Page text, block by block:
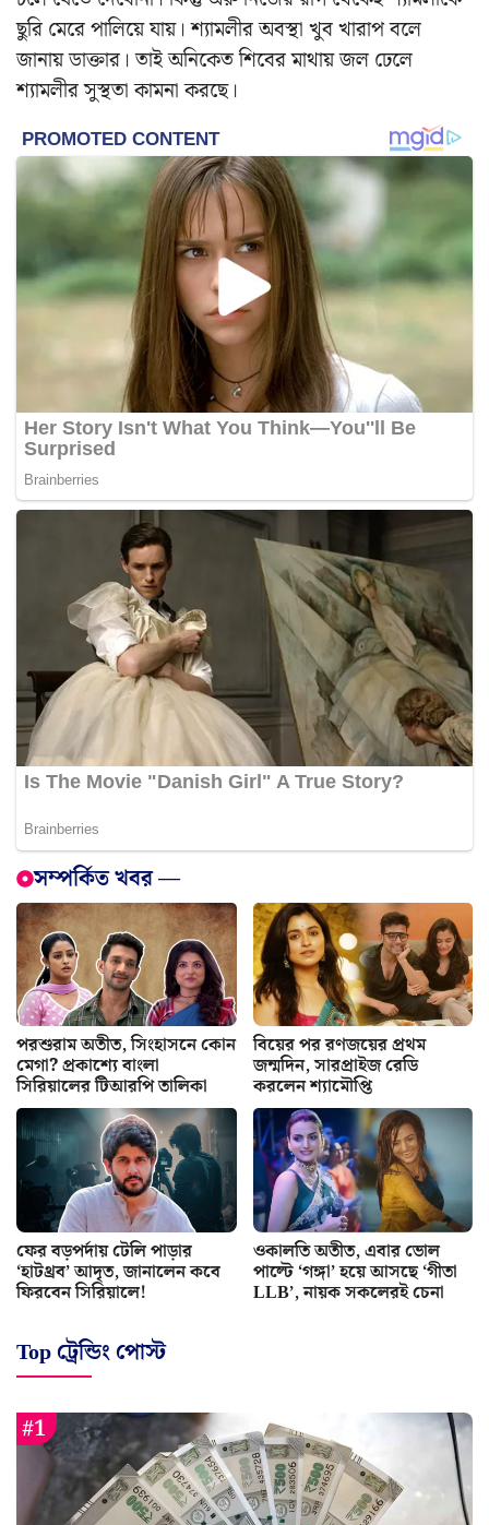
ছুরি মেরে পালিয়ে যায়। শ্যামলীর অবস্থা খুব খারাপ বলে
জানায় ডাক্তার। তাই অনিকেত শিবের মাথায় জল ঢেলে
শ্যামলীর সুস্থতা কামনা করছে।
সম্পর্কিত খবর —
পরশুরাম অতীত, সিংহাসনে কোন
মেগা? প্রকাশ্যে বাংলা
সিরিয়ালের টিআরপি তালিকা
বিয়ের পর রণজয়ের প্রথম
জন্মদিন, সারপ্রাইজ রেডি
করলেন শ্যামৌপ্তি
ফের বড়পর্দায় টেলি পাড়ার
‘হাটথ্রব’ আদৃত, জানালেন কবে
ফিরবেন সিরিয়ালে!
ওকালতি অতীত, এবার ভোল
পাল্টে ‘গঙ্গা’ হয়ে আসছে ‘গীতা
LLB’, নায়ক সকলেরই চেনা
Top ট্রেন্ডিং পোস্ট